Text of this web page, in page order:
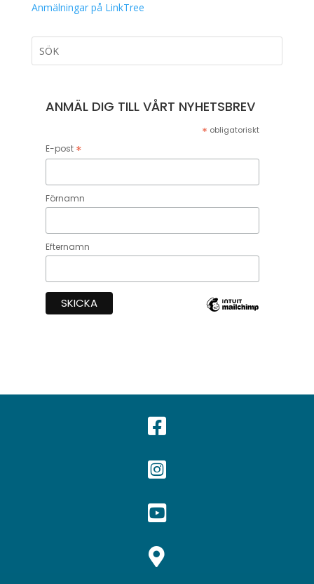
Anmälningar på LinkTree
ANMÄL DIG TILL VÅRT NYHETSBREV
* obligatoriskt
E-post *
Förnamn
Efternamn



